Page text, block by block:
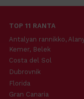
TOP 11 RANTA
Antalyan rannikko,
Kemer, Belek
Costa del Sol
Dubrovnik
Florida
Gran Canaria